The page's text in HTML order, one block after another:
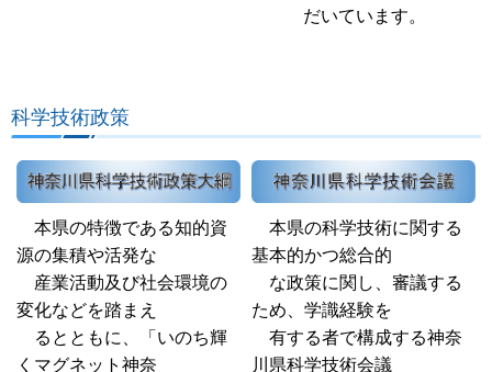
だいています。
科学技術政策
本県の特徴である知的資
源の集積や活発な
産業活動及び社会環境の
変化などを踏まえ
るとともに、「いのち輝
くマグネット神奈
本県の科学技術に関する
基本的かつ総合的
な政策に関し、審議する
ため、学識経験を
有する者で構成する神奈
川県科学技術会議